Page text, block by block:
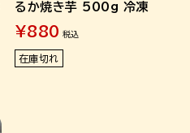
るか焼き芋 500g 冷凍
¥880 税込
在庫切れ